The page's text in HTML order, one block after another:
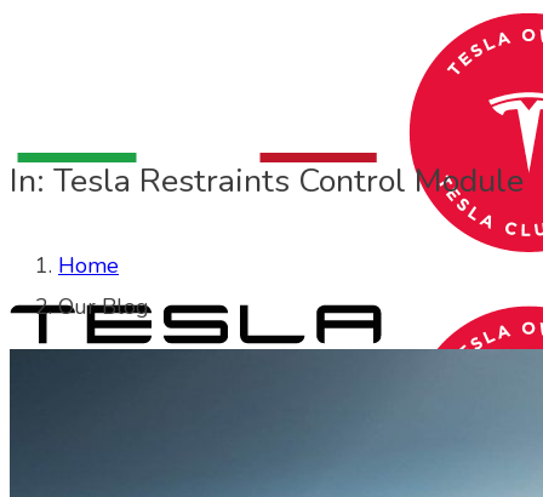
In: Tesla Restraints Control Module
Home
Our Blog